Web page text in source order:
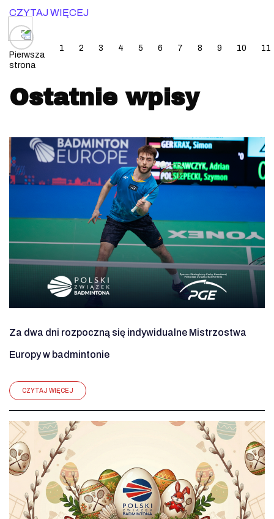
CZYTAJ WIĘCEJ
Posts navigation
Pierwsza
strona
1 2 3 4 5 6 7 8 9 10 11
Ostatnie wpisy
Za dwa dni rozpoczną się indywidualne Mistrzostwa
Europy w badmintonie
CZYTAJ WIĘCEJ